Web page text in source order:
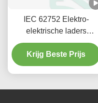
IEC 62752 Elektro-
elektrische laders
Elektromagnetische
trillingsschoktestmachine
Krijg Beste Prijs